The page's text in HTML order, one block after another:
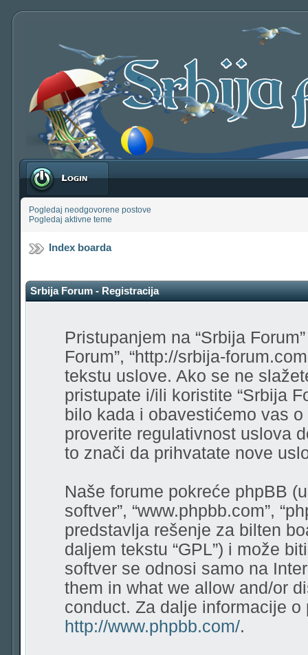
Prijavite se
Pogledaj neodgovorene postove
Pogledaj aktivne teme
Index boarda
Srbija Forum - Registracija
Pristupanjem na “Srbija
Forum”, “http://srbija-
tekstu uslove. Ako se ne
pristupate i/ili koristite “Srbija
bilo kada i obavestićemo vas
proverite regulativnost uslova
to znači da prihvatate nove
Naše forume pokreće phpBB
softver”, “www.phpbb.com”,
predstavlja rešenje za bilten
daljem tekstu “GPL”) i može
softver se odnosi samo na
them in what we allow and/or
conduct. Za dalje informacije
http://www.phpbb.com/.